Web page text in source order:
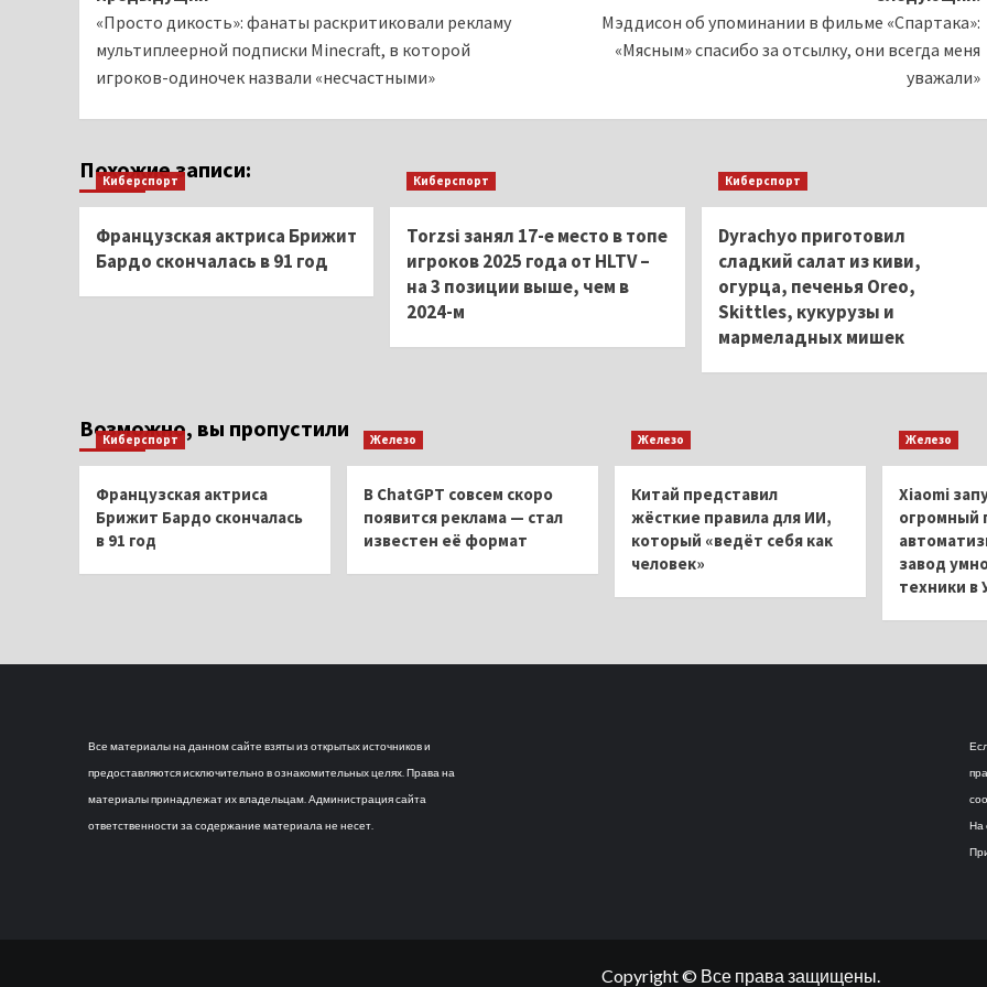
записи
«Просто дикость»: фанаты раскритиковали рекламу
мультиплеерной подписки Minecraft, в которой
игроков-одиночек назвали «несчастными»
Мэддисон об упоминании в фильме «Спартака»:
«Мясным» спасибо за отсылку, они всегда меня
уважали»
Похожие записи:
Киберспорт
Французская актриса Брижит
Бардо скончалась в 91 год
Киберспорт
Torzsi занял 17-е место в топе
игроков 2025 года от HLTV –
на 3 позиции выше, чем в
2024-м
Киберспорт
Dyrachyo приготовил
сладкий салат из киви,
огурца, печенья Oreo,
Skittles, кукурузы и
мармеладных мишек
Возможно, вы пропустили
Киберспорт
Французская актриса
Брижит Бардо скончалась
в 91 год
Железо
В ChatGPT совсем скоро
появится реклама — стал
известен её формат
Железо
Китай представил
жёсткие правила для ИИ,
который «ведёт себя как
человек»
Железо
Xiaomi
огромный
завод
техники в
Все материалы на данном сайте взяты из открытых источников и
предоставляются исключительно в ознакомительных целях. Права на
материалы принадлежат их владельцам. Администрация сайта
ответственности за содержание материала не несет.
На
Copyright © Все права защищены.